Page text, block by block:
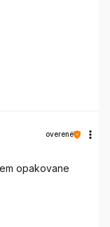
overené
opakovane